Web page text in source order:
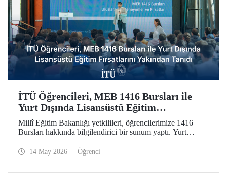
İTÜ Öğrencileri, MEB 1416 Bursları ile
Yurt Dışında Lisansüstü Eğitim
Fırsatlarını Yakından Tanıdı
Millî Eğitim Bakanlığı yetkilileri, öğrencilerimize 1416
Bursları hakkında bilgilendirici bir sunum yaptı. Yurt
kamuda istihdam garantisiyle taçlandıran burslara ilginin
14 May 2026 Öğrenci